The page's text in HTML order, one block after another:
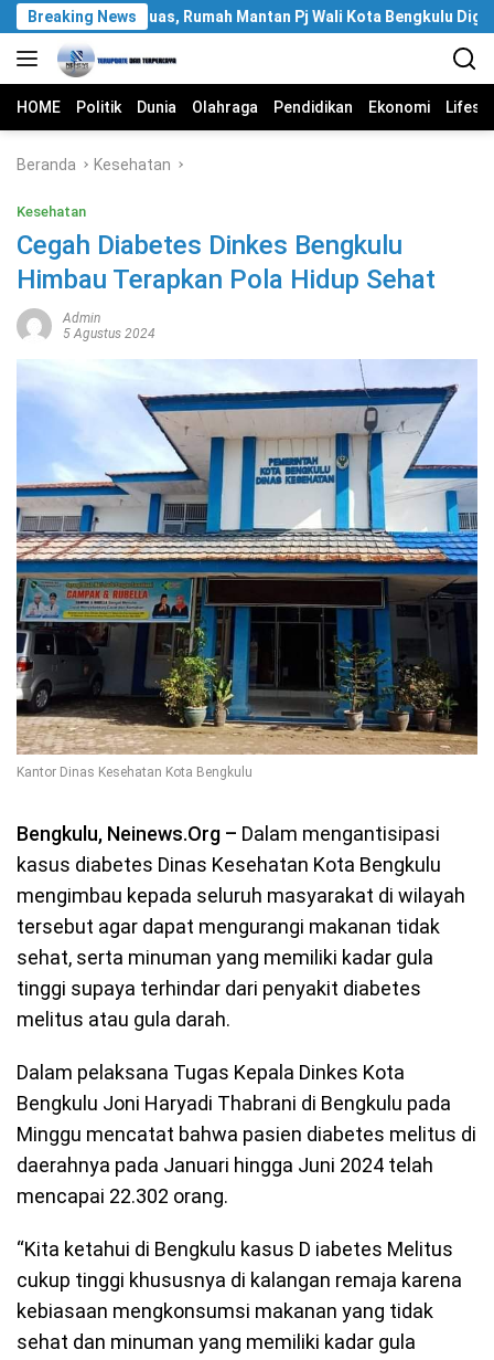
Langsung
ke
konten
Breaking News
KPK Meluas, Rumah Mantan Pj Wali Kota Bengkulu Digeledah
HOME Politik Dunia Olahraga Pendidikan Ekonomi
Beranda Kesehatan
Kesehatan
Cegah Diabetes Dinkes Bengkulu
Himbau Terapkan Pola Hidup Sehat
Admin
5 Agustus 2024
Kantor Dinas Kesehatan Kota Bengkulu
Bengkulu, Neinews.Org – Dalam mengantisipasi
kasus diabetes Dinas Kesehatan Kota Bengkulu
mengimbau kepada seluruh masyarakat di wilayah
tersebut agar dapat mengurangi makanan tidak
sehat, serta minuman yang memiliki kadar gula
tinggi supaya terhindar dari penyakit diabetes
melitus atau gula darah.
Dalam pelaksana Tugas Kepala Dinkes Kota
Bengkulu Joni Haryadi Thabrani di Bengkulu pada
Minggu mencatat bahwa pasien diabetes melitus di
daerahnya pada Januari hingga Juni 2024 telah
mencapai 22.302 orang.
“Kita ketahui di Bengkulu kasus D iabetes Melitus
cukup tinggi khususnya di kalangan remaja karena
kebiasaan mengkonsumsi makanan yang tidak
sehat dan minuman yang memiliki kadar gula